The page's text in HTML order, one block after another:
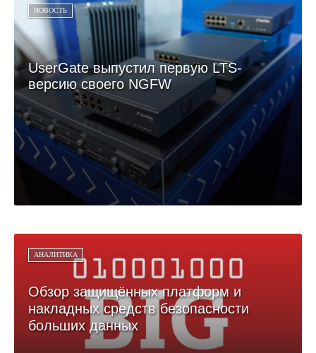
НОВОСТЬ
UserGate выпустил первую LTS-
версию своего NGFW
АНАЛИТИКА
Обзор защищённых платформ и
накладных средств безопасности
больших данных